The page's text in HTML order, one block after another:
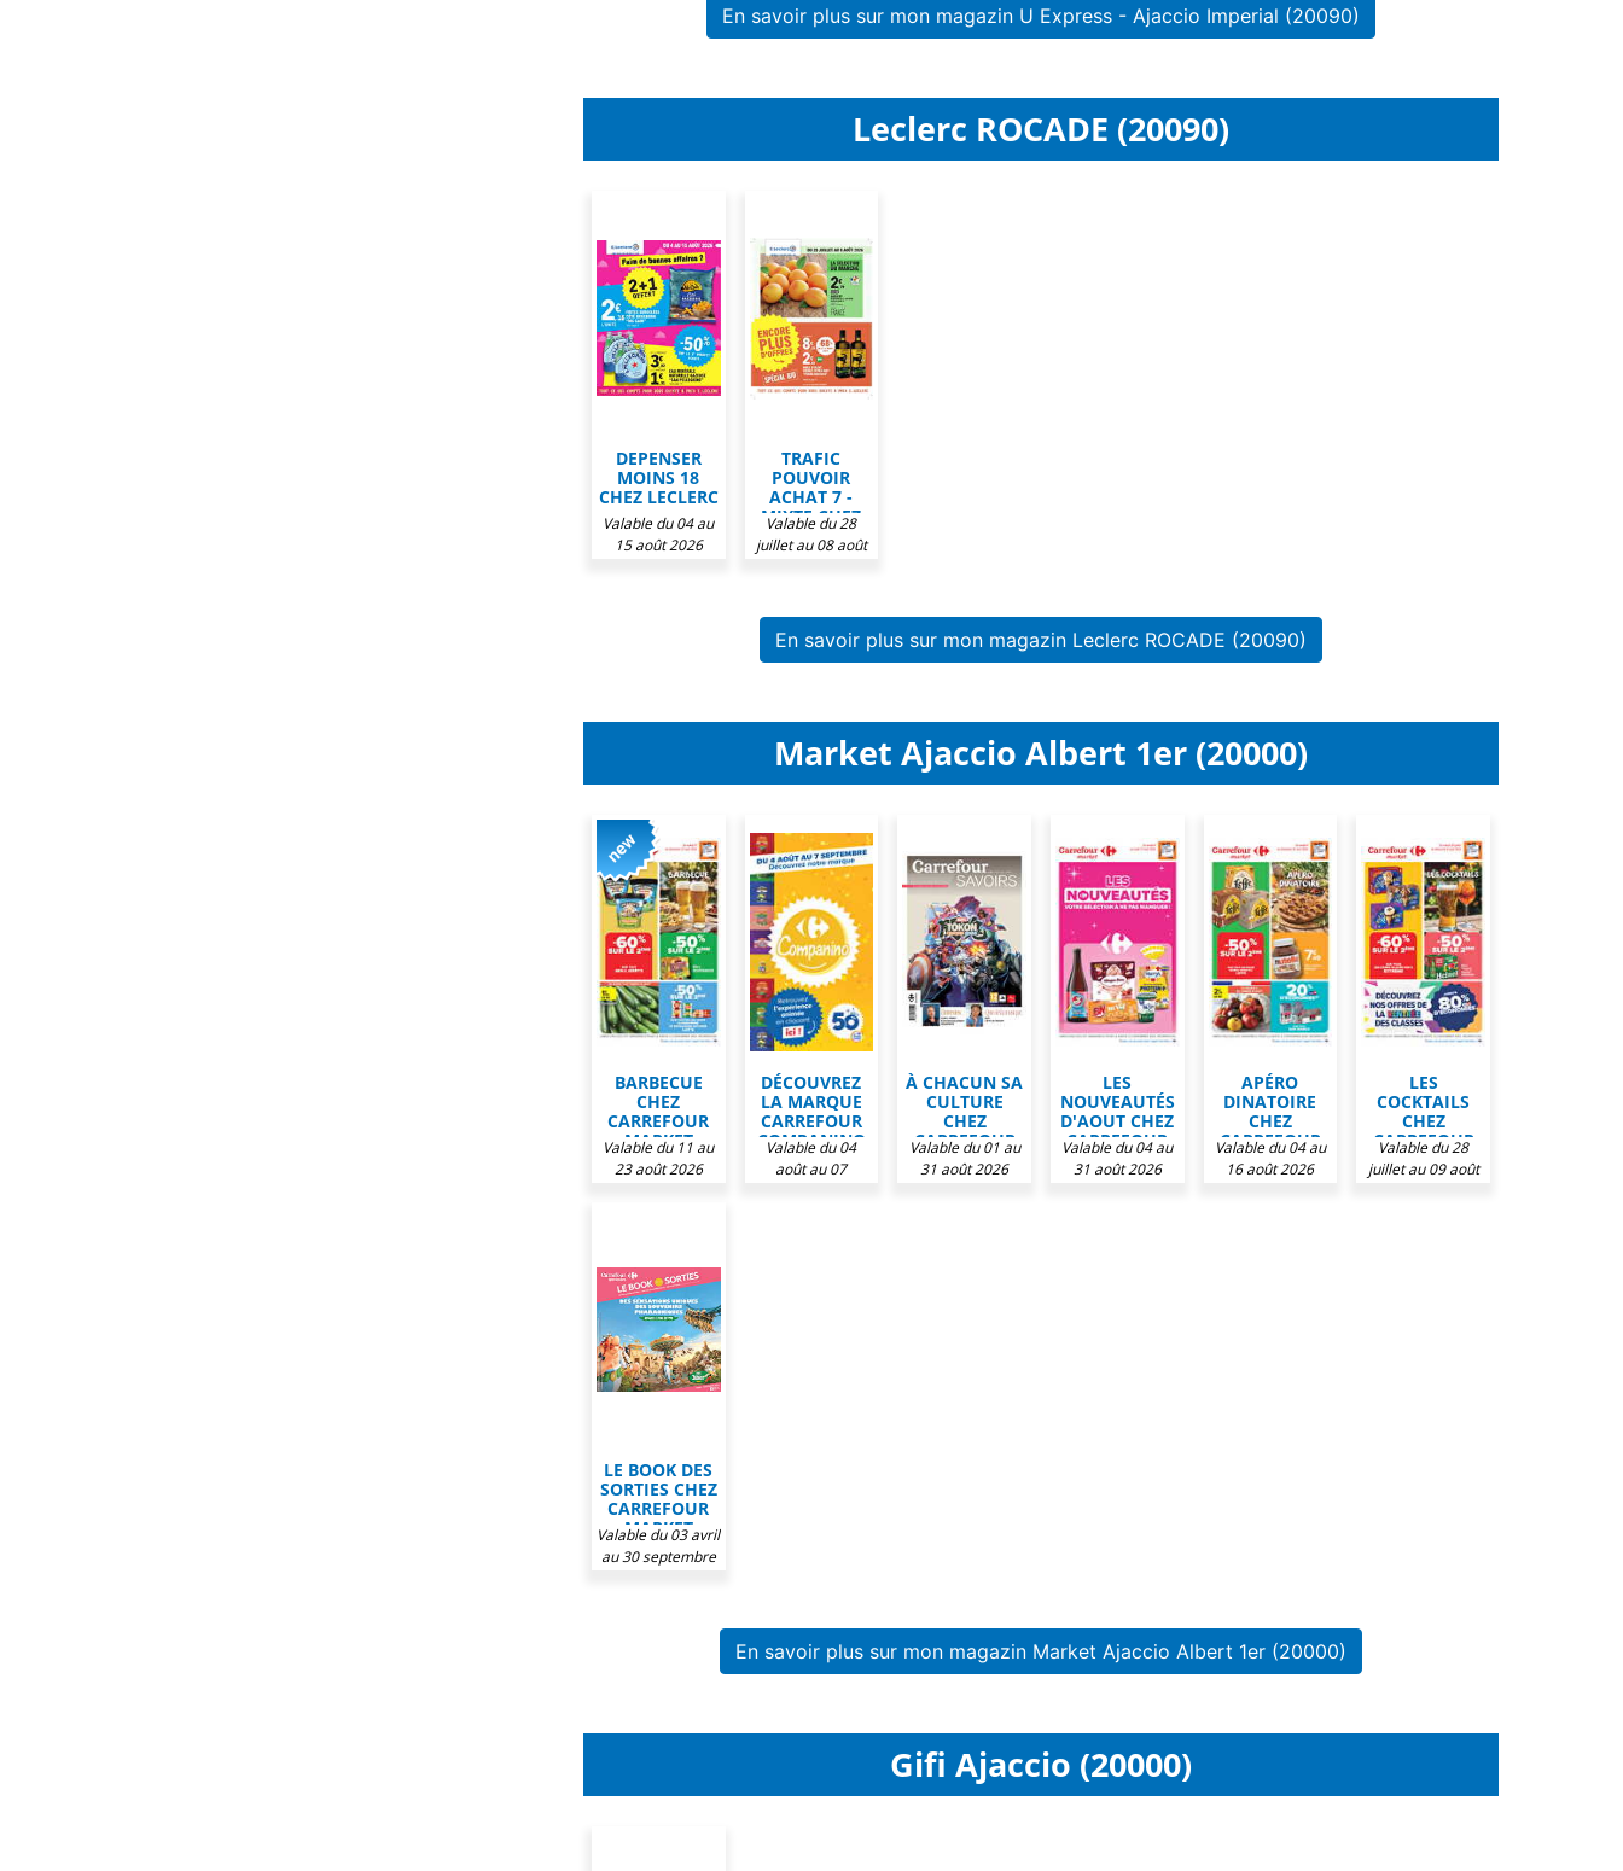
En savoir plus sur mon magazin U Express - Ajaccio Imperial (20090)
Leclerc ROCADE (20090)
DEPENSER
MOINS 18
CHEZ LECLERC
Valable du 04 au
15 août 2026
TRAFIC
POUVOIR
ACHAT 7 -
MIXTE CHEZ
LECLERC
Valable du 28
juillet au 08 août
En savoir plus sur mon magazin Leclerc ROCADE (20090)
Market Ajaccio Albert 1er (20000)
BARBECUE
CHEZ
CARREFOUR
MARKET
Valable du 11 au
23 août 2026
DÉCOUVREZ
LA MARQUE
CARREFOUR
COMPANINO
CHEZ
CARREFOUR
Valable du 04
août au 07
À CHACUN SA
CULTURE
CHEZ
CARREFOUR
MARKET
Valable du 01 au
31 août 2026
LES
NOUVEAUTÉS
D'AOUT CHEZ
CARREFOUR
MARKET
Valable du 04 au
31 août 2026
APÉRO
DINATOIRE
CHEZ
CARREFOUR
MARKET
Valable du 04 au
16 août 2026
LES
COCKTAILS
CHEZ
CARREFOUR
MARKET
Valable du 28
juillet au 09 août
LE BOOK DES
SORTIES CHEZ
CARREFOUR
MARKET
Valable du 03 avril
au 30 septembre
En savoir plus sur mon magazin Market Ajaccio Albert 1er (20000)
Gifi Ajaccio (20000)